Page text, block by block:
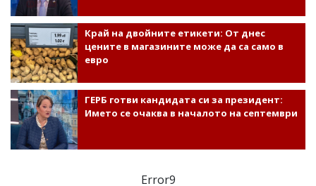
Край на двойните етикети: От днес
цените в магазините може да са само в
евро
ГЕРБ готви кандидата си за президент:
Името се очаква в началото на септември
Error9